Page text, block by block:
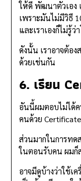
ให้ดี พัฒนาตัวเอง
เพราะมันไม่มีวิธี
และเราเองก็ไม่รู้ว่
ดังนั้น เราอาจต้อง
ด้วยเช่นกัน
6. เรียน
อันนี้ผมตอบไม่ได้ค
คนด้วย
ส่วนมากในการทด
ในตอนรับคน ผมก็
อาจมีดูบ้างว่าใช้เ